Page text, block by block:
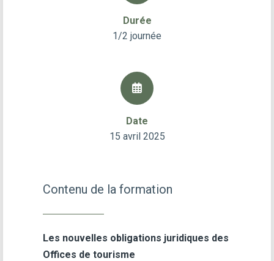
Durée
1/2 journée
Date
15 avril 2025
Contenu de la formation
Les nouvelles obligations juridiques des
Offices de tourisme